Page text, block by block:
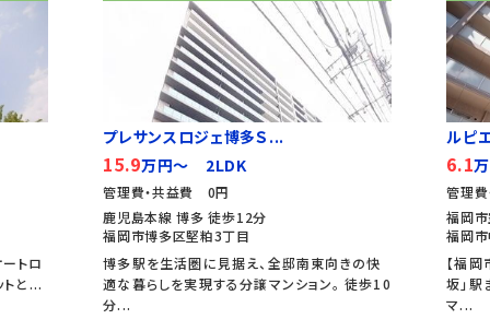
トロ
トと...
プレサンスロジェ博多Ｓ...
15.9万円～ 2LDK
管理費・共益費 0円
鹿児島本線 博多 徒歩12分
福岡市博多区堅粕3丁目
博多駅を生活圏に見据え、全邸南東向きの快
適な暮らしを実現する分譲マンション。 徒歩10
分...
ルピ
6.1
管理
福岡
福岡
【福
坂」
マ...